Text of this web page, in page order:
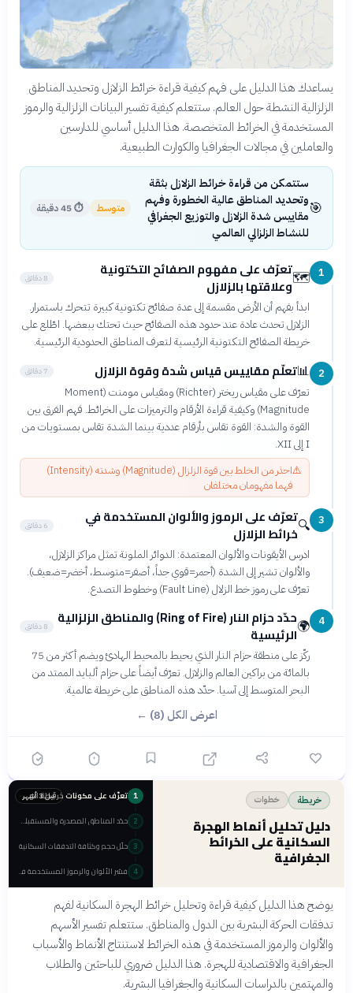
يساعدك هذا الدليل على فهم كيفية قراءة خرائط الزلازل وتحديد المناطق
الزلزالية النشطة حول العالم. ستتعلم كيفية تفسير البيانات الزلزالية والرموز
المستخدمة في الخرائط المتخصصة. هذا الدليل أساسي للدارسين
والعاملين في مجالات الجغرافيا والكوارث الطبيعية.
🎯
ستتمكن من قراءة خرائط الزلازل بثقة
وتحديد المناطق عالية الخطورة وفهم
مقاييس شدة الزلازل والتوزيع الجغرافي
للنشاط الزلزالي العالمي
متوسط ⏱45 دقيقة
1
🗺️تعرّف على مفهوم الصفائح التكتونية
وعلاقتها بالزلازل
8 دقائق
ابدأ بفهم أن الأرض مقسمة إلى عدة صفائح تكتونية كبيرة تتحرك باستمرار.
الزلازل تحدث عادة عند حدود هذه الصفائح حيث تحتك ببعضها. اطّلع على
خريطة الصفائح التكتونية الرئيسية لتعرف المناطق الحدودية الرئيسية.
2
📊تعلّم مقاييس قياس شدة وقوة الزلازل 7 دقائق
تعرّف على مقياس ريختر (Richter) ومقياس مومنت (Moment
Magnitude) وكيفية قراءة الأرقام والترميزات على الخرائط. فهم الفرق بين
القوة والشدة: القوة تقاس بأرقام عددية بينما الشدة تقاس بمستويات من
I إلى XII.
⚠️
احذر من الخلط بين قوة الزلزال (Magnitude) وشدته (Intensity)
فهما مفهومان مختلفان
3
🔍تعرّف على الرموز والألوان المستخدمة في
خرائط الزلازل
6 دقائق
ادرس الأيقونات والألوان المعتمدة: الدوائر الملونة تمثل مراكز الزلازل،
والألوان تشير إلى الشدة (أحمر=قوي جداً، أصفر=متوسط، أخضر=ضعيف).
تعرّف على رموز خط الزلال (Fault Line) وخطوط التصدع.
4
🌍
حدّد حزام النار (Ring of Fire) والمناطق الزلزالية
الرئيسية
8 دقائق
ركّز على منطقة حزام النار الذي يحيط بالمحيط الهادئ ويضم أكثر من 75
بالمائة من براكين العالم والزلازل. تعرّف أيضاً على حزام ألبايد الممتد من
البحر المتوسط إلى آسيا. حدّد هذه المناطق على خريطة عالمية.
اعرض الكل (8) ←
خريطة خطوات
دليل تحليل أنماط الهجرة
السكانية على الخرائط
الجغرافية
قبل 3 أشهر 1 تعرّف على مكونات خريطة الهجرة الأساسية
2 حدّد المناطق المصدرة والمستقبلة للهجرة
3 حلّل حجم وكثافة التدفقات السكانية
4 فسّر الألوان والرموز المستخدمة في الخريطة
يوضح هذا الدليل كيفية قراءة وتحليل خرائط الهجرة السكانية لفهم
تدفقات الحركة البشرية بين الدول والمناطق. ستتعلم تفسير الأسهم
والألوان والرموز المستخدمة في هذه الخرائط لاستنتاج الأنماط والأسباب
الجغرافية والاقتصادية للهجرة. هذا الدليل ضروري للباحثين والطلاب
والمهتمين بالدراسات السكانية والجغرافيا البشرية.